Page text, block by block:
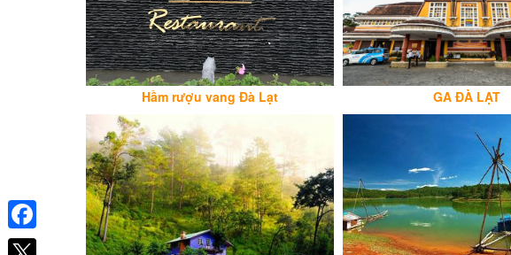
Hầm rượu vang Đà Lạt GA ĐÀ LẠT
Facebook